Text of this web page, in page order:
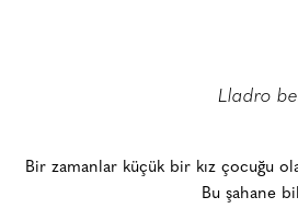
Lladro
Bir zamanlar küçük bir kız çocuğu
Bu şahane